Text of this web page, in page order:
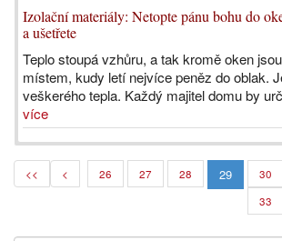
Izolační materiály: Netopte pánu bohu do
a ušetřete
Teplo stoupá vzhůru, a tak kromě oken
místem, kudy letí nejvíce peněz do oblak.
veškerého tepla. Každý majitel domu by
více
<< < 26 27 28 29 30
33